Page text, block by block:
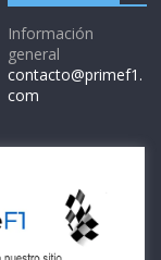
Información
general
contacto@primef1.
com